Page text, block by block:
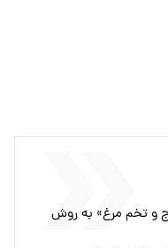
و تخم مرغ» به روش